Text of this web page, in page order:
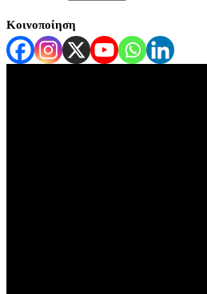
Κοινοποίηση